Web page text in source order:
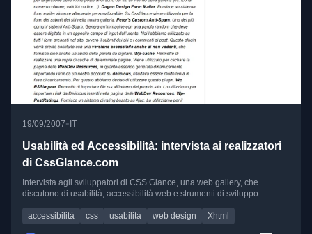
19/09/2007•IT
Usabilità ed Accessibilità: intervista ai realizzatori
di CssGlance.com
Intervista agli sviluppatori di CSS Glance, una web gallery, che
discutono di usabilità, accessibilità web e strumenti di sviluppo.
accessibilità css usabilità web design Xhtml